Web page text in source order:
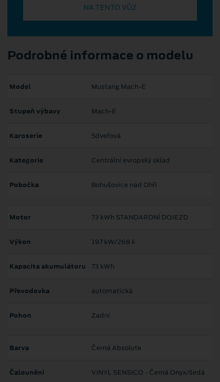
NA TENTO VŮZ
Podrobné informace o modelu
Model Mustang Mach‑E
Stupeň výbavy Mach-E
Karoserie 5dveřová
Kategorie Centrální evropský sklad
Pobočka Bohušovice nad Ohří
Motor 73 kWh STANDARDNÍ DOJEZD
Výkon 197 kW/268 k
Kapacita akumulátoru 73 kWh
Převodovka automatická
Pohon Zadní
Barva Černá Absolute
Čalounění VINYL SENSICO - Černá Onyx/šedá